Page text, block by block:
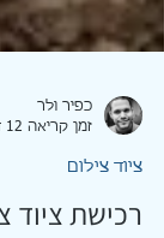
כפיר ולר
ציוד צילום